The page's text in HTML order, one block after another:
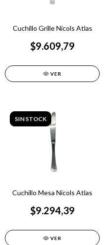
Cuchillo Grille Nicols Atlas
$9.609,79
VER
SIN STOCK
Cuchillo Mesa Nicols Atlas
$9.294,39
VER